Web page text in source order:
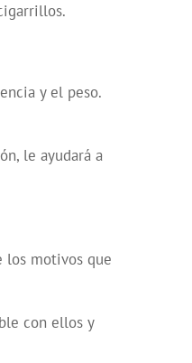
y el peso.
le ayudará a
los motivos que
con ellos y